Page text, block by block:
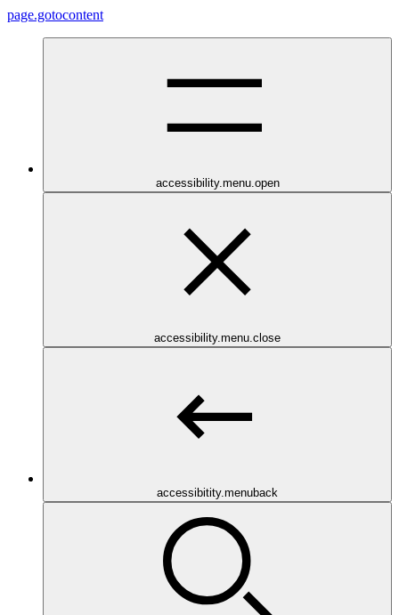
page.gotocontent
accessibility.menu.open
accessibility.menu.close
accessibitity.menuback